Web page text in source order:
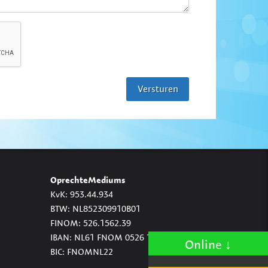
Online
OprechteMediums
KvK: 953.44.934
BTW: NL852309910B01
FINOM: 526.1562.39
IBAN: NL61 FNOM 0526 1562 39
BIC: FNOMNL22